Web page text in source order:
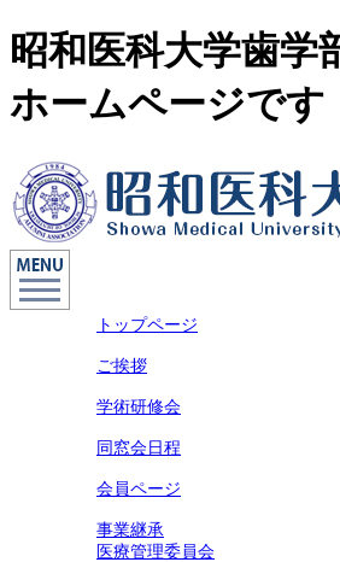
昭和医科大学歯学
ホームページです
トップページ
ご挨拶
学術研修会
同窓会日程
会員ページ
事業継承
医療管理委員会